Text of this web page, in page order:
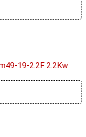
19-2.2F 2.2Kw